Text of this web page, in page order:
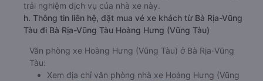
trải nghiệm dịch vụ của nhà xe này.
h. Thông tin liên hệ, đặt mua vé xe khách từ Bà Rịa-Vũng
Tàu đi Bà Rịa-Vũng Tàu Hoàng Hưng (Vũng Tàu)
Văn phòng xe Hoàng Hưng (Vũng Tàu) ở Bà Rịa-Vũng
Tàu:
Xem địa chỉ văn phòng nhà xe Hoàng Hưng (Vũng